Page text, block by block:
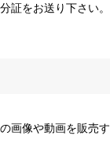
証をお送り下さい。
画像や動画を販売す